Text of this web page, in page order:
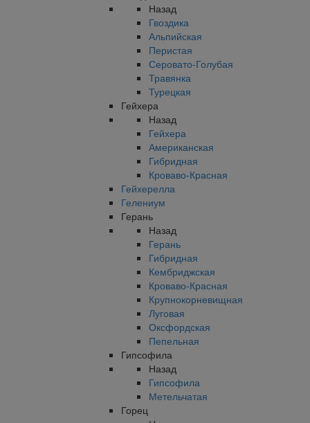
Назад
Гвоздика
Альпийская
Перистая
Серовато-Голубая
Травянка
Турецкая
Гейхера
Назад
Гейхера
Американская
Гибридная
Кроваво-Красная
Гейхерелла
Гелениум
Герань
Назад
Герань
Гибридная
Кембриджская
Кроваво-Красная
Крупнокорневищная
Луговая
Оксфордская
Пепельная
Гипсофила
Назад
Гипсофила
Метельчатая
Горец